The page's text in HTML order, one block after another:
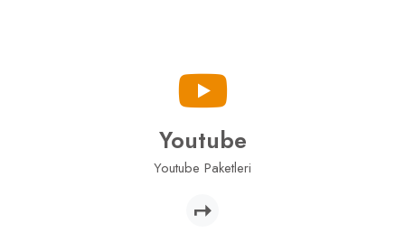
Youtube
Youtube Paketleri